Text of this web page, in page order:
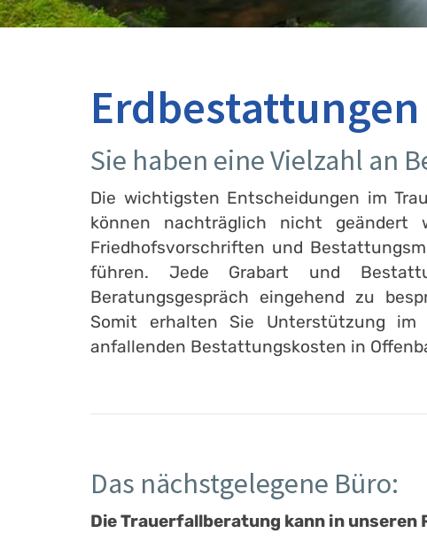
Sie haben eine Vielzahl an
Die wichtigsten Entscheidungen im
können nachträglich nicht geändert
Friedhofsvorschriften und
führen. Jede Grabart und
Beratungsgespräch eingehend zu
Somit erhalten Sie Unterstützung im
anfallenden Bestattungskosten in
Das nächstgelegene Büro:
Die Trauerfallberatung kann in unseren